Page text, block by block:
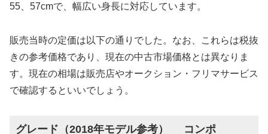
55、57cmで、幅広い身長に対応しています。
販売当時の定価は以下の通りでした。なお、これらは税抜
きの参考価格であり、現在の中古市場価格とは異なりま
す。現在の相場は販売店やオークション・フリマサービス
で確認するといいでしょう。
グレード（2018年モデル参考） コンポ